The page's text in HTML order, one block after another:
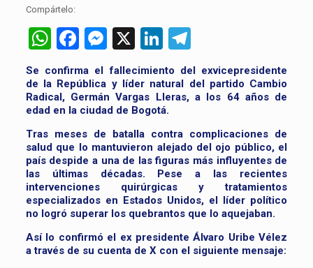
Compártelo:
WhatsApp
Facebook
Messenger
X LinkedIn
Telegram
Se confirma el fallecimiento del exvicepresidente
de la República y líder natural del partido Cambio
Radical, Germán Vargas Lleras, a los 64 años de
edad en la ciudad de Bogotá.
Tras meses de batalla contra complicaciones de
salud que lo mantuvieron alejado del ojo público, el
país despide a una de las figuras más influyentes de
las últimas décadas. Pese a las recientes
intervenciones quirúrgicas y tratamientos
especializados en Estados Unidos, el líder político
no logró superar los quebrantos que lo aquejaban.
Así lo confirmó el ex presidente Álvaro Uribe Vélez
a través de su cuenta de X con el siguiente mensaje: